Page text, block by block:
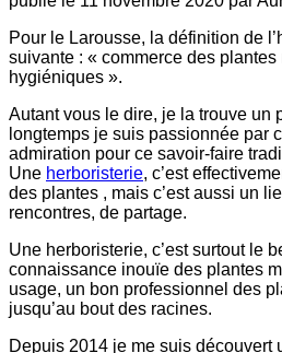
Pour le Larousse, la définition de
suivante : « commerce des
hygiéniques ».
Autant vous le dire, je la trouve un
longtemps je suis passionnée par
admiration pour ce savoir-faire
Une herboristerie, c’est
des plantes , mais c’est aussi un
rencontres, de partage.
Une herboristerie, c’est surtout le
connaissance inouïe des plantes
usage, un bon professionnel des
jusqu’au bout des racines.
Depuis 2014 je me suis découvert